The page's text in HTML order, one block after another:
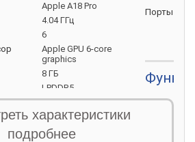
Apple A18 Pro
4.04 ГГц
6
Apple GPU 6-core
graphics
8 ГБ
LPDDR5
128 ГБ
отсутствует
Порты
Функции
характеристики
подробнее